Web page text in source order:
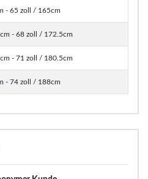
- 65 zoll / 165cm
- 68 zoll / 172.5cm
- 71 zoll / 180.5cm
- 74 zoll / 188cm